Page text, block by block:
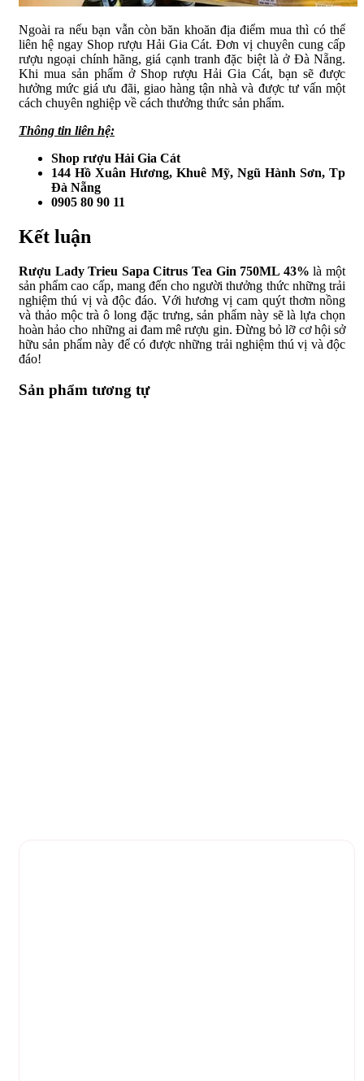
Ngoài ra nếu bạn vẫn còn băn khoăn địa điểm mua thì có thể
liên hệ ngay Shop rượu Hải Gia Cát. Đơn vị chuyên cung cấp
rượu ngoại chính hãng, giá cạnh tranh đặc biệt là ở Đà Nẵng.
Khi mua sản phẩm ở Shop rượu Hải Gia Cát, bạn sẽ được
hưởng mức giá ưu đãi, giao hàng tận nhà và được tư vấn một
cách chuyên nghiệp về cách thưởng thức sản phẩm.
Thông tin liên hệ:
Shop rượu Hải Gia Cát
144 Hồ Xuân Hương, Khuê Mỹ, Ngũ Hành Sơn, Tp
Đà Nẵng
0905 80 90 11
Kết luận
Rượu Lady Trieu Sapa Citrus Tea Gin 750ML 43% là một
sản phẩm cao cấp, mang đến cho người thưởng thức những trải
nghiệm thú vị và độc đáo. Với hương vị cam quýt thơm nồng
và thảo mộc trà ô long đặc trưng, sản phẩm này sẽ là lựa chọn
hoàn hảo cho những ai đam mê rượu gin. Đừng bỏ lỡ cơ hội sở
hữu sản phẩm này để có được những trải nghiệm thú vị và độc
đáo!
Sản phẩm tương tự